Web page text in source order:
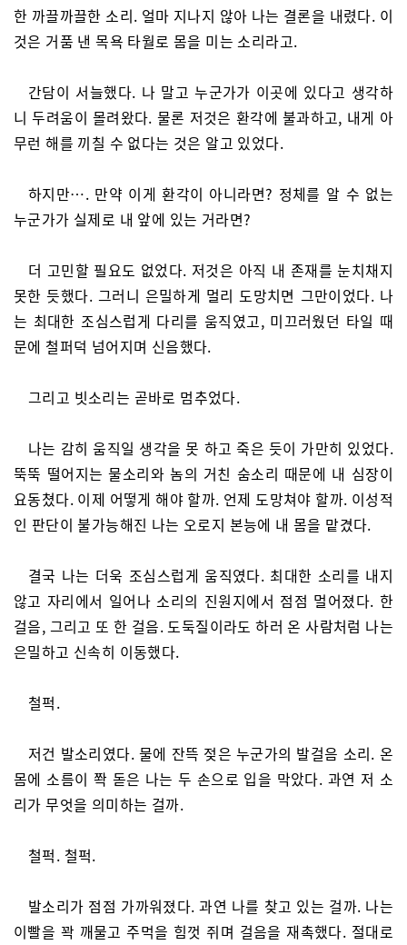
한 까끌까끌한 소리. 얼마 지나지 않아 나는 결론을 내렸다. 이
것은 거품 낸 목욕 타월로 몸을 미는 소리라고.
간담이 서늘했다. 나 말고 누군가가 이곳에 있다고 생각하
니 두려움이 몰려왔다. 물론 저것은 환각에 불과하고, 내게 아
무런 해를 끼칠 수 없다는 것은 알고 있었다.
하지만…. 만약 이게 환각이 아니라면? 정체를 알 수 없는
누군가가 실제로 내 앞에 있는 거라면?
더 고민할 필요도 없었다. 저것은 아직 내 존재를 눈치채지
못한 듯했다. 그러니 은밀하게 멀리 도망치면 그만이었다. 나
는 최대한 조심스럽게 다리를 움직였고, 미끄러웠던 타일 때
문에 철퍼덕 넘어지며 신음했다.
그리고 빗소리는 곧바로 멈추었다.
나는 감히 움직일 생각을 못 하고 죽은 듯이 가만히 있었다.
뚝뚝 떨어지는 물소리와 놈의 거친 숨소리 때문에 내 심장이
요동쳤다. 이제 어떻게 해야 할까. 언제 도망쳐야 할까. 이성적
인 판단이 불가능해진 나는 오로지 본능에 내 몸을 맡겼다.
결국 나는 더욱 조심스럽게 움직였다. 최대한 소리를 내지
않고 자리에서 일어나 소리의 진원지에서 점점 멀어졌다. 한
걸음, 그리고 또 한 걸음. 도둑질이라도 하러 온 사람처럼 나는
은밀하고 신속히 이동했다.
철퍽.
저건 발소리였다. 물에 잔뜩 젖은 누군가의 발걸음 소리. 온
몸에 소름이 쫙 돋은 나는 두 손으로 입을 막았다. 과연 저 소
리가 무엇을 의미하는 걸까.
철퍽. 철퍽.
발소리가 점점 가까워졌다. 과연 나를 찾고 있는 걸까. 나는
이빨을 꽉 깨물고 주먹을 힘껏 쥐며 걸음을 재촉했다. 절대로